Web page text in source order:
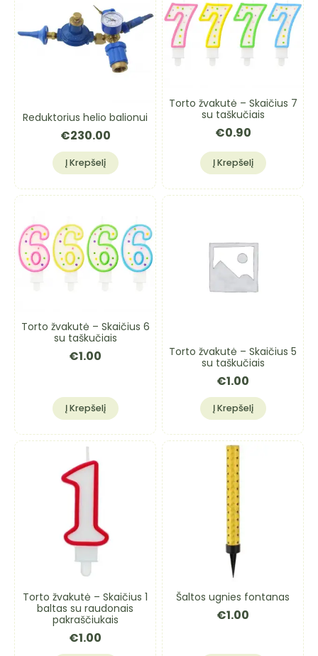
Reduktorius helio balionui
€230.00
Į Krepšelį
Torto žvakutė – Skaičius 7
su taškučiais
€0.90
Į Krepšelį
Torto žvakutė – Skaičius 6
su taškučiais
€1.00
Į Krepšelį
Torto žvakutė – Skaičius 5
su taškučiais
€1.00
Į Krepšelį
Torto žvakutė – Skaičius 1
baltas su raudonais
pakraščiukais
€1.00
Šaltos ugnies fontanas
€1.00